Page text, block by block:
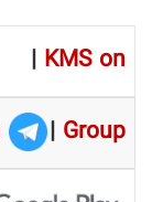
| KMS on
| Group